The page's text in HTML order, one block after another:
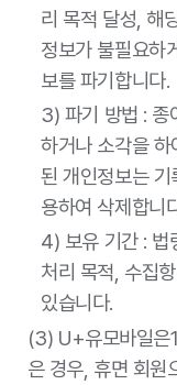
리 목적 달성, 해
정보가 불필요하
보를 파기합니다.
3) 파기 방법 : 종
하거나 소각을
된 개인정보는
용하여 삭제합니
4) 보유 기간 : 법
처리 목적, 수집
있습니다.
(3) U+유모바일은
은 경우, 휴면 회원